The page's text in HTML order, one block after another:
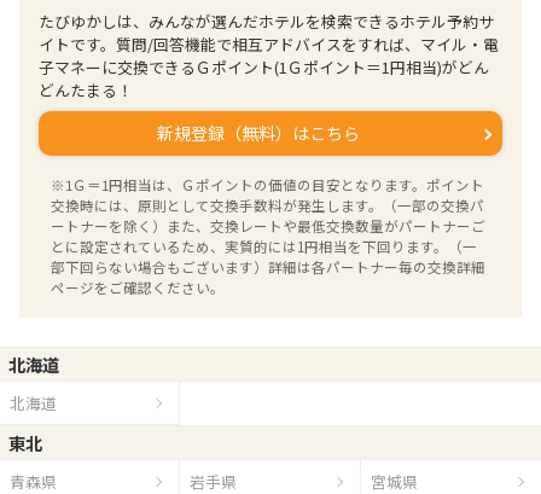
たびゆかしは、みんなが選んだホテルを検索できるホテル予約サ
イトです。質問/回答機能で相互アドバイスをすれば、マイル・電
子マネーに交換できるＧポイント(1Ｇポイント＝1円相当)がどん
どんたまる！
新規登録（無料）はこちら
※1Ｇ＝1円相当は、Ｇポイントの価値の目安となります。ポイント
交換時には、原則として交換手数料が発生します。（一部の交換パ
ートナーを除く）また、交換レートや最低交換数量がパートナーご
とに設定されているため、実質的には1円相当を下回ります。（一
部下回らない場合もございます）詳細は各パートナー毎の交換詳細
ページをご確認ください。
北海道
北海道
東北
青森県 岩手県
宮城県